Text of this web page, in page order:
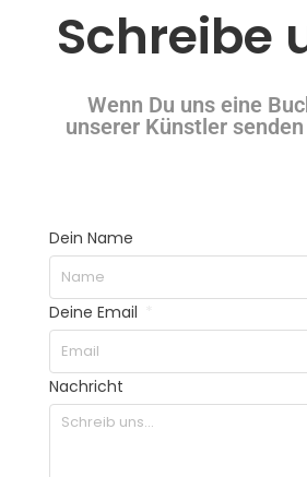
Schreibe
Wenn Du uns eine
unserer Künstler
Dein Name
Deine Email
Nachricht